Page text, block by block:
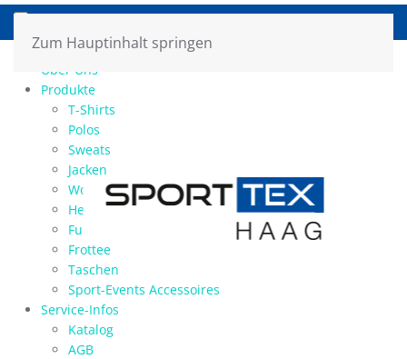
Zum Hauptinhalt springen
Home
Über Uns
Produkte
T-Shirts
Polos
Sweats
Jacken
Workwear
Hemden / Blusen
Funktions-Shirts/Sports
Frottee
Taschen
Sport-Events Accessoires
Service-Infos
Katalog
AGB